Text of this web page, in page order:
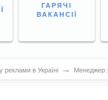
ГАРЯЧІ
ВАКАНСІЇ
в Україні → Менеджер